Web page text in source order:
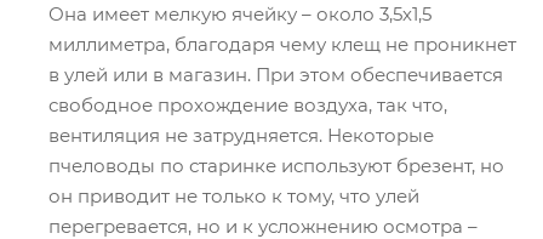
Она имеет мелкую ячейку – около 3,5х1,5
миллиметра, благодаря чему клещ не проникнет
в улей или в магазин. При этом обеспечивается
свободное прохождение воздуха, так что,
вентиляция не затрудняется. Некоторые
пчеловоды по старинке используют брезент, но
он приводит не только к тому, что улей
перегревается, но и к усложнению осмотра –